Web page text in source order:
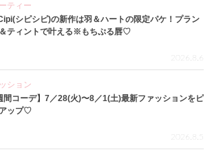
ティー
シピシピ)の新作は羽＆ハートの限定パケ！プラン
ティントで叶える※もちぷる唇♡
2026.8.6
ション
間コーデ】7／28(火)〜8／1(土)最新ファッションをピ
ップ♡
2026.8.5